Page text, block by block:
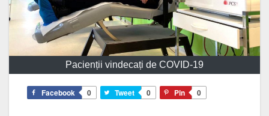
Pacienții vindecați de COVID-19
Facebook 0 Tweet 0 Pin 0